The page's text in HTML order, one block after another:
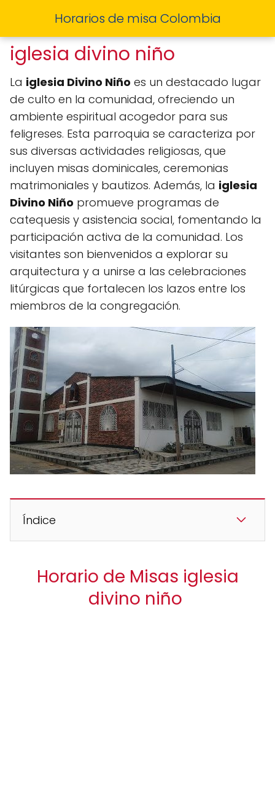
Horarios de misa Colombia
iglesia divino niño
La iglesia Divino Niño es un destacado lugar
de culto en la comunidad, ofreciendo un
ambiente espiritual acogedor para sus
feligreses. Esta parroquia se caracteriza por
sus diversas actividades religiosas, que
incluyen misas dominicales, ceremonias
matrimoniales y bautizos. Además, la iglesia
Divino Niño promueve programas de
catequesis y asistencia social, fomentando la
participación activa de la comunidad. Los
visitantes son bienvenidos a explorar su
arquitectura y a unirse a las celebraciones
litúrgicas que fortalecen los lazos entre los
miembros de la congregación.
Índice
Horario de Misas iglesia
divino niño